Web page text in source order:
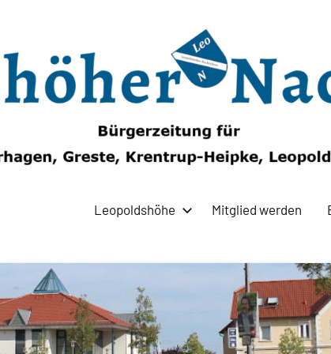
Leopoldshöhe Mitglied werden